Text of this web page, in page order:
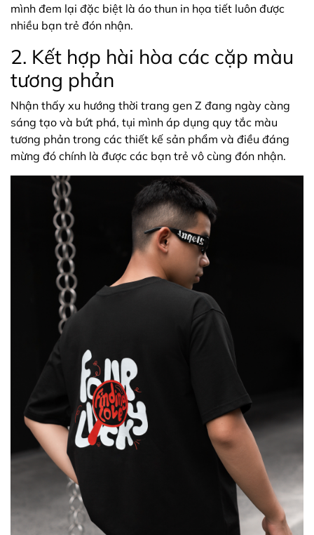
mình đem lại đặc biệt là áo thun in họa tiết luôn được
nhiều bạn trẻ đón nhận.
2. Kết hợp hài hòa các cặp màu
tương phản
Nhận thấy xu hướng thời trang gen Z đang ngày càng
sáng tạo và bứt phá, tụi mình áp dụng quy tắc màu
tương phản trong các thiết kế sản phẩm và điều đáng
mừng đó chính là được các bạn trẻ vô cùng đón nhận.